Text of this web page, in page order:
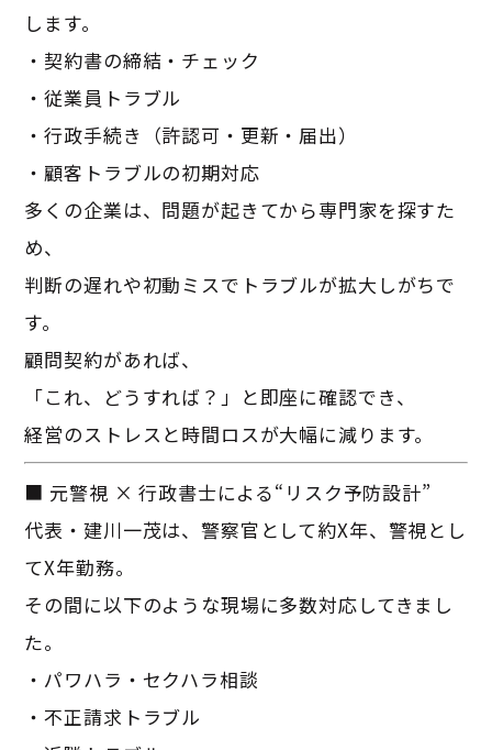
します。
・契約書の締結・チェック
・従業員トラブル
・行政手続き（許認可・更新・届出）
・顧客トラブルの初期対応
多くの企業は、問題が起きてから専門家を探すた
め、
判断の遅れや初動ミスでトラブルが拡大しがちで
す。
顧問契約があれば、
「これ、どうすれば？」と即座に確認でき、
経営のストレスと時間ロスが大幅に減ります。
■ 元警視 × 行政書士による“リスク予防設計”
代表・建川一茂は、警察官として約X年、警視とし
てX年勤務。
その間に以下のような現場に多数対応してきまし
た。
・パワハラ・セクハラ相談
・不正請求トラブル